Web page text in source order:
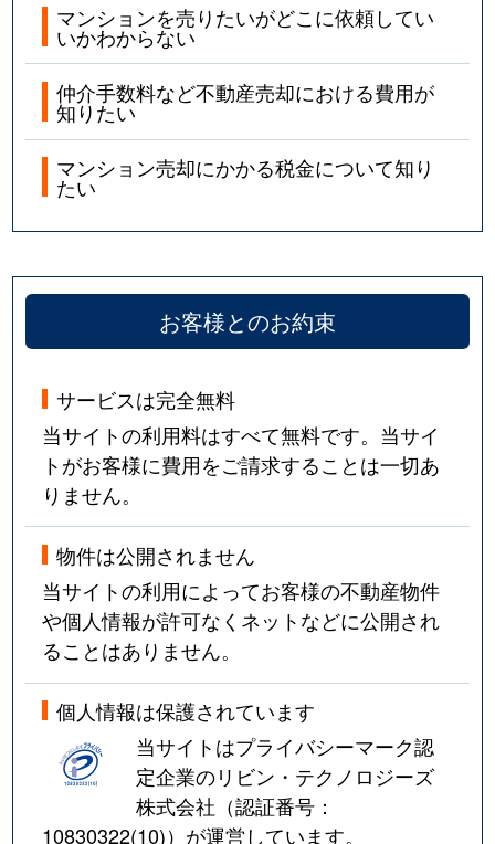
マンションを売りたいがどこに依頼してい
いかわからない
仲介手数料など不動産売却における費用が
知りたい
マンション売却にかかる税金について知り
たい
お客様とのお約束
サービスは完全無料
当サイトの利用料はすべて無料です。当サイ
トがお客様に費用をご請求することは一切あ
りません。
物件は公開されません
当サイトの利用によってお客様の不動産物件
や個人情報が許可なくネットなどに公開され
ることはありません。
個人情報は保護されています
当サイトはプライバシーマーク認
定企業のリビン・テクノロジーズ
株式会社（認証番号：
10830322(10)）が運営しています。